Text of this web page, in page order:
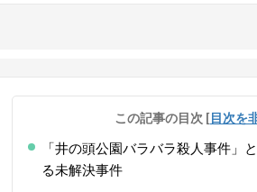
この記事の目次 [目次を
「井の頭公園バラバラ殺人事件」
る未解決事件